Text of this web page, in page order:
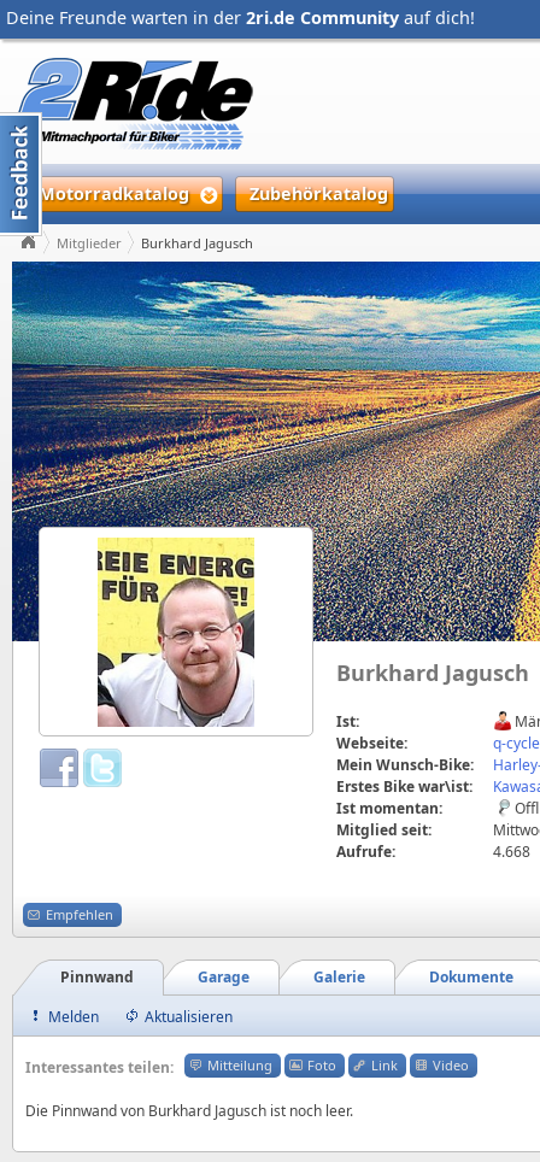
Deine Freunde warten in der 2ri.de Community auf dich!
Motorradkatalog Zubehörkatalog
Mitglieder Burkhard Jagusch
Burkhard Jagusch
Ist:
Webseite:
q-
Mein Wunsch-Bike:
Erstes Bike war\ist:
Ist momentan:
Mitglied seit:
Aufrufe:
4.668
Empfehlen
Dokumente
Galerie
Garage
Pinnwand
Melden
Aktualisieren
Interessantes teilen: Mitteilung Foto Link Video
Die Pinnwand von Burkhard Jagusch ist noch leer.